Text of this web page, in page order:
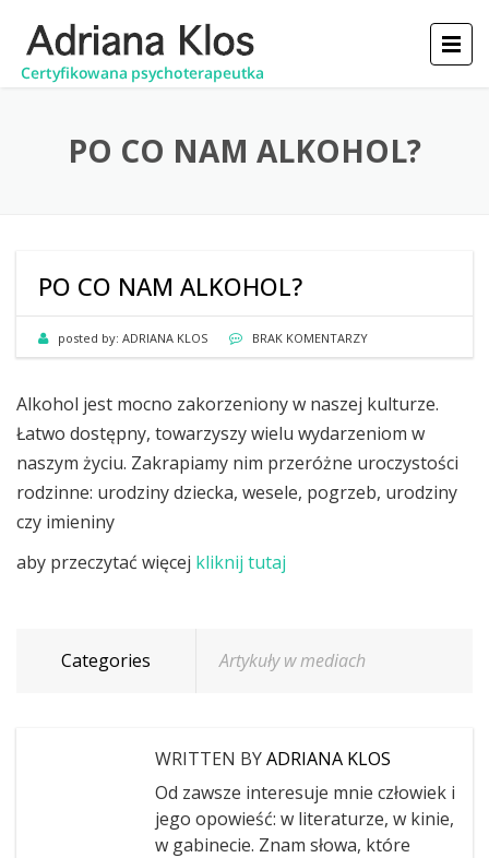
PO CO NAM ALKOHOL?
PO CO NAM ALKOHOL?
posted by: ADRIANA KLOS BRAK KOMENTARZY
Alkohol jest mocno zakorzeniony w naszej kulturze.
Łatwo dostępny, towarzyszy wielu wydarzeniom w
naszym życiu. Zakrapiamy nim przeróżne uroczystości
rodzinne: urodziny dziecka, wesele, pogrzeb, urodziny
czy imieniny
aby przeczytać więcej kliknij tutaj
Categories Artykuły w mediach
WRITTEN BYADRIANA KLOS
Od zawsze interesuje mnie człowiek i
jego opowieść: w literaturze, w kinie,
w gabinecie. Znam słowa, które